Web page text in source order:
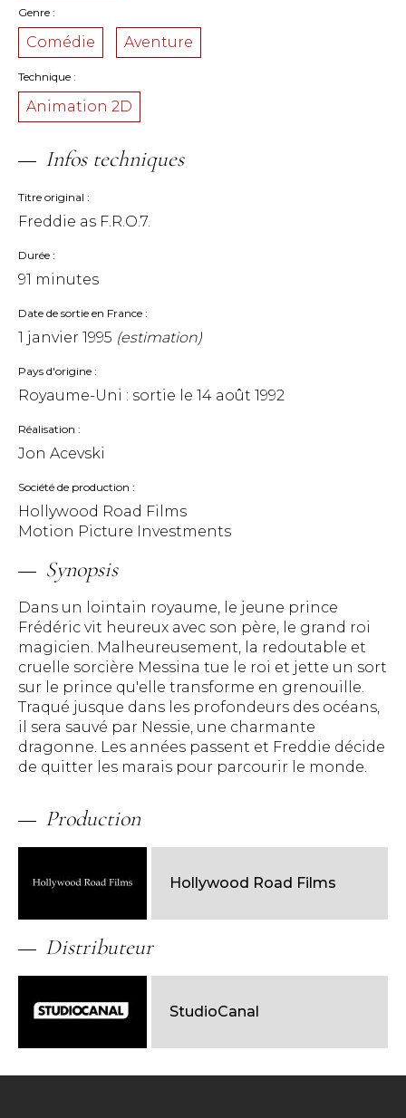
Genre
Comédie Aventure
Technique
Animation 2D
Infos techniques
Titre original
Freddie as F.R.O.7.
Durée
91 minutes
Date de sortie en France
1 janvier 1995 (estimation)
Pays d'origine
Royaume-Uni : sortie le 14 août 1992
Réalisation
Jon Acevski
Société de production
Hollywood Road Films
Motion Picture Investments
Synopsis
Dans un lointain royaume, le jeune prince
Frédéric vit heureux avec son père, le grand roi
magicien. Malheureusement, la redoutable et
cruelle sorcière Messina tue le roi et jette un sort
sur le prince qu'elle transforme en grenouille.
Traqué jusque dans les profondeurs des océans,
il sera sauvé par Nessie, une charmante
dragonne. Les années passent et Freddie décide
de quitter les marais pour parcourir le monde.
Production
Hollywood Road Films
Distributeur
StudioCanal